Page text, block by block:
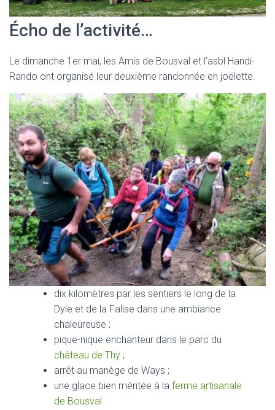
Écho de l’activité…
Le dimanche 1er mai, les Amis de Bousval et l’asbl Handi-
Rando ont organisé leur deuxième randonnée en joëlette.
dix kilomètres par les sentiers le long de la
Dyle et de la Falise dans une ambiance
chaleureuse ;
pique-nique enchanteur dans le parc du
château de Thy ;
arrêt au manège de Ways ;
une glace bien méritée à laferme artisanale
de Bousval